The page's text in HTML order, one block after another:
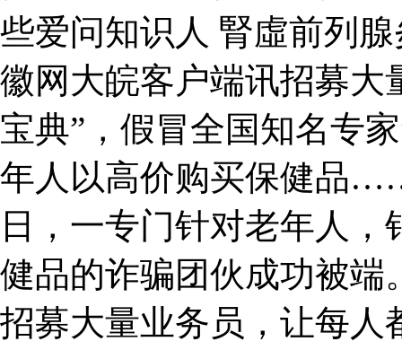
些爱问知识人 腎虛前列
徽网大皖客户端讯招募大
宝典”，假冒全国知名专
年人以高价购买保健品
日，一专门针对老年人
健品的诈骗团伙成功被端
招募大量业务员，让每人